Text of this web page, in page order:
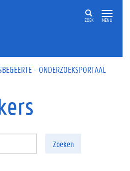
ZOEK MENU
- ONDERZOEKSPORTAAL
Zoeken